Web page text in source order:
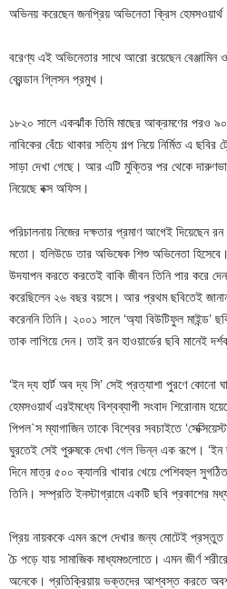
অভিনয় করেছেন জনপ্রিয় অভিনেতা ক্রিস
বরেণ্য এই অভিনেতার সাথে আরো রয়েছেন বেঞ্জামিন
ব্রেন্ডান গ্লিসন প্রমুখ।
১৮২০ সালে একঝাঁক তিমি মাছের আক্রমণের পরও
নাবিকের বেঁচে থাকার সত্যি গল্প নিয়ে নির্মিত এ
সাড়া দেখা গেছে। আর এটি মুক্তির পর থেকে
নিয়েছে বক্স অফিস।
পরিচালনায় নিজের দক্ষতার প্রমাণ আগেই দিয়েছেন রন
মতো। হলিউডে তার অভিষেক শিশু অভিনেতা
উদযাপন করতে করতেই বাকি জীবন তিনি পার করে
করেছিলেন ২৬ বছর বয়সে। আর প্রথম ছবিতেই
করেননি তিনি। ২০০১ সালে ‘অ্যা বিউটিফুল
তাক লাগিয়ে দেন। তাই রন হাওয়ার্ডের ছবি মানেই
‘ইন দ্য হার্ট অব দ্য সি’ সেই প্রত্যাশা পুরণে কোনো
হেমসওয়ার্থ এরইমধ্যে বিশ্বব্যাপী সংবাদ শিরোনাম
পিপল`স ম্যাগাজিন তাকে বিশ্বের সবচাইতে
ঘুরতেই সেই পুরুষকে দেখা গেল ভিন্ন এক রূপে। ‘ইন
দিনে মাত্র ৫০০ ক্যালরি খাবার খেয়ে পেশিবহুল
তিনি। সম্প্রতি ইনস্টাগ্রামে একটি ছবি প্রকাশের
প্রিয় নায়ককে এমন রূপে দেখার জন্য মোটেই প্রস্তুত
চৈ পড়ে যায় সামাজিক মাধ্যমগুলোতে। এমন জীর্ণ
অনেকে। প্রতিক্রিয়ায় ভক্তদের আশ্বস্ত করতে